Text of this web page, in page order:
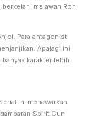
melawan Roh
Para antagonist
Apalagi ini
karakter lebih
ini menawarkan
Spirit Gun